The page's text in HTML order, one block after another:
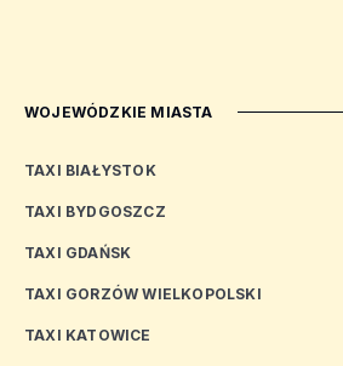
WOJEWÓDZKIE MIASTA
TAXI BIAŁYSTOK
TAXI BYDGOSZCZ
TAXI GDAŃSK
TAXI GORZÓW WIELKOPOLSKI
TAXI KATOWICE